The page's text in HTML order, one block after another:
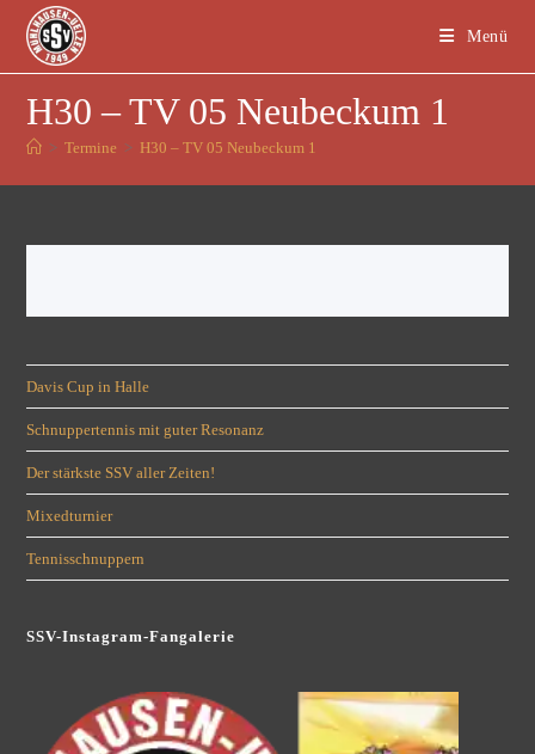
Menü
H30 – TV 05 Neubeckum 1
> Termine > H30 – TV 05 Neubeckum 1
Davis Cup in Halle
Schnuppertennis mit guter Resonanz
Der stärkste SSV aller Zeiten!
Mixedturnier
Tennisschnuppern
SSV-Instagram-Fangalerie